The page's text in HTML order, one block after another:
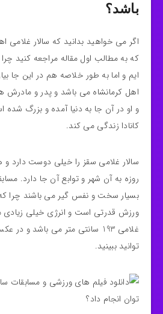
باشد؟
اگر می خواهید بدانید که سالار غلامی
که به مطالب اول مقاله مراجعه کنید
ایم و اما به طور خلاصه هم در این جا
اهل کرمانشاه می باشد و پدر و
و او در آن جا به دنیا آمده و بزرگ شده
کانادا زندگی می کند.
سالار غلامی سقز را خیلی دوست دارد
روزه به آن شهر و توابع آن جا دارد.
بسیار سخت و نفس گیر می باشند چرا
ورزش قدرتی است و انرژی خیلی زیادی
غلامی 193 سانتی متر می باشد و
توانید ببینید.